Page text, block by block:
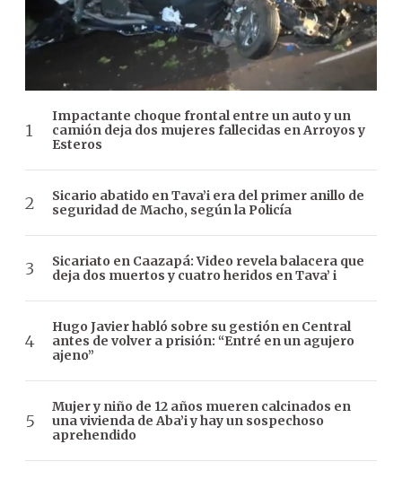
Impactante choque frontal entre un auto y un
camión deja dos mujeres fallecidas en Arroyos y
Esteros
Sicario abatido en Tava’i era del primer anillo de
seguridad de Macho, según la Policía
Sicariato en Caazapá: Video revela balacera que
deja dos muertos y cuatro heridos en Tava’ i
Hugo Javier habló sobre su gestión en Central
antes de volver a prisión: “Entré en un agujero
ajeno”
Mujer y niño de 12 años mueren calcinados en
una vivienda de Aba’i y hay un sospechoso
aprehendido